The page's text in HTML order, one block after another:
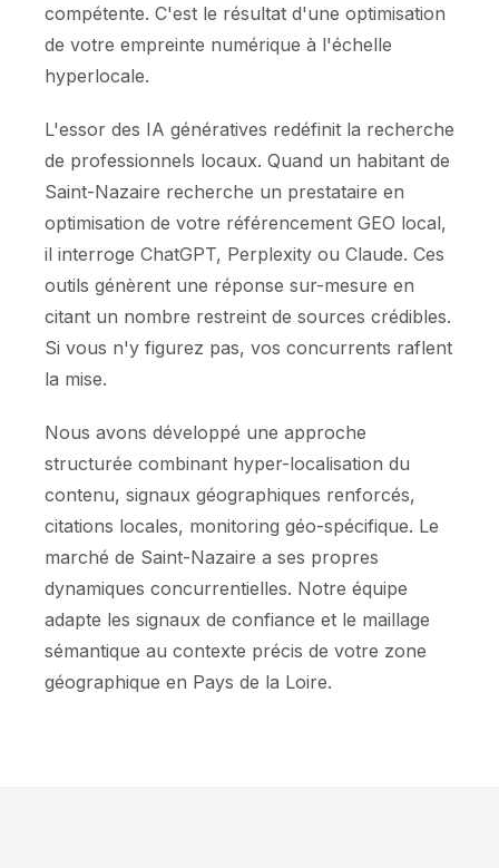
compétente. C'est le résultat d'une optimisation
de votre empreinte numérique à l'échelle
hyperlocale.
L'essor des IA génératives redéfinit la recherche
de professionnels locaux. Quand un habitant de
Saint-Nazaire recherche un prestataire en
optimisation de votre référencement GEO local,
il interroge ChatGPT, Perplexity ou Claude. Ces
outils génèrent une réponse sur-mesure en
citant un nombre restreint de sources crédibles.
Si vous n'y figurez pas, vos concurrents raflent
la mise.
Nous avons développé une approche
structurée combinant hyper-localisation du
contenu, signaux géographiques renforcés,
citations locales, monitoring géo-spécifique. Le
marché de Saint-Nazaire a ses propres
dynamiques concurrentielles. Notre équipe
adapte les signaux de confiance et le maillage
sémantique au contexte précis de votre zone
géographique en Pays de la Loire.